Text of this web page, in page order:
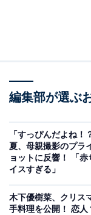
編集部が選ぶ
「すっぴんだよね！
夏、母親撮影のプラ
ョットに反響！ 「赤
イスすぎる」
木下優樹菜、クリス
手料理を公開！ 恋人